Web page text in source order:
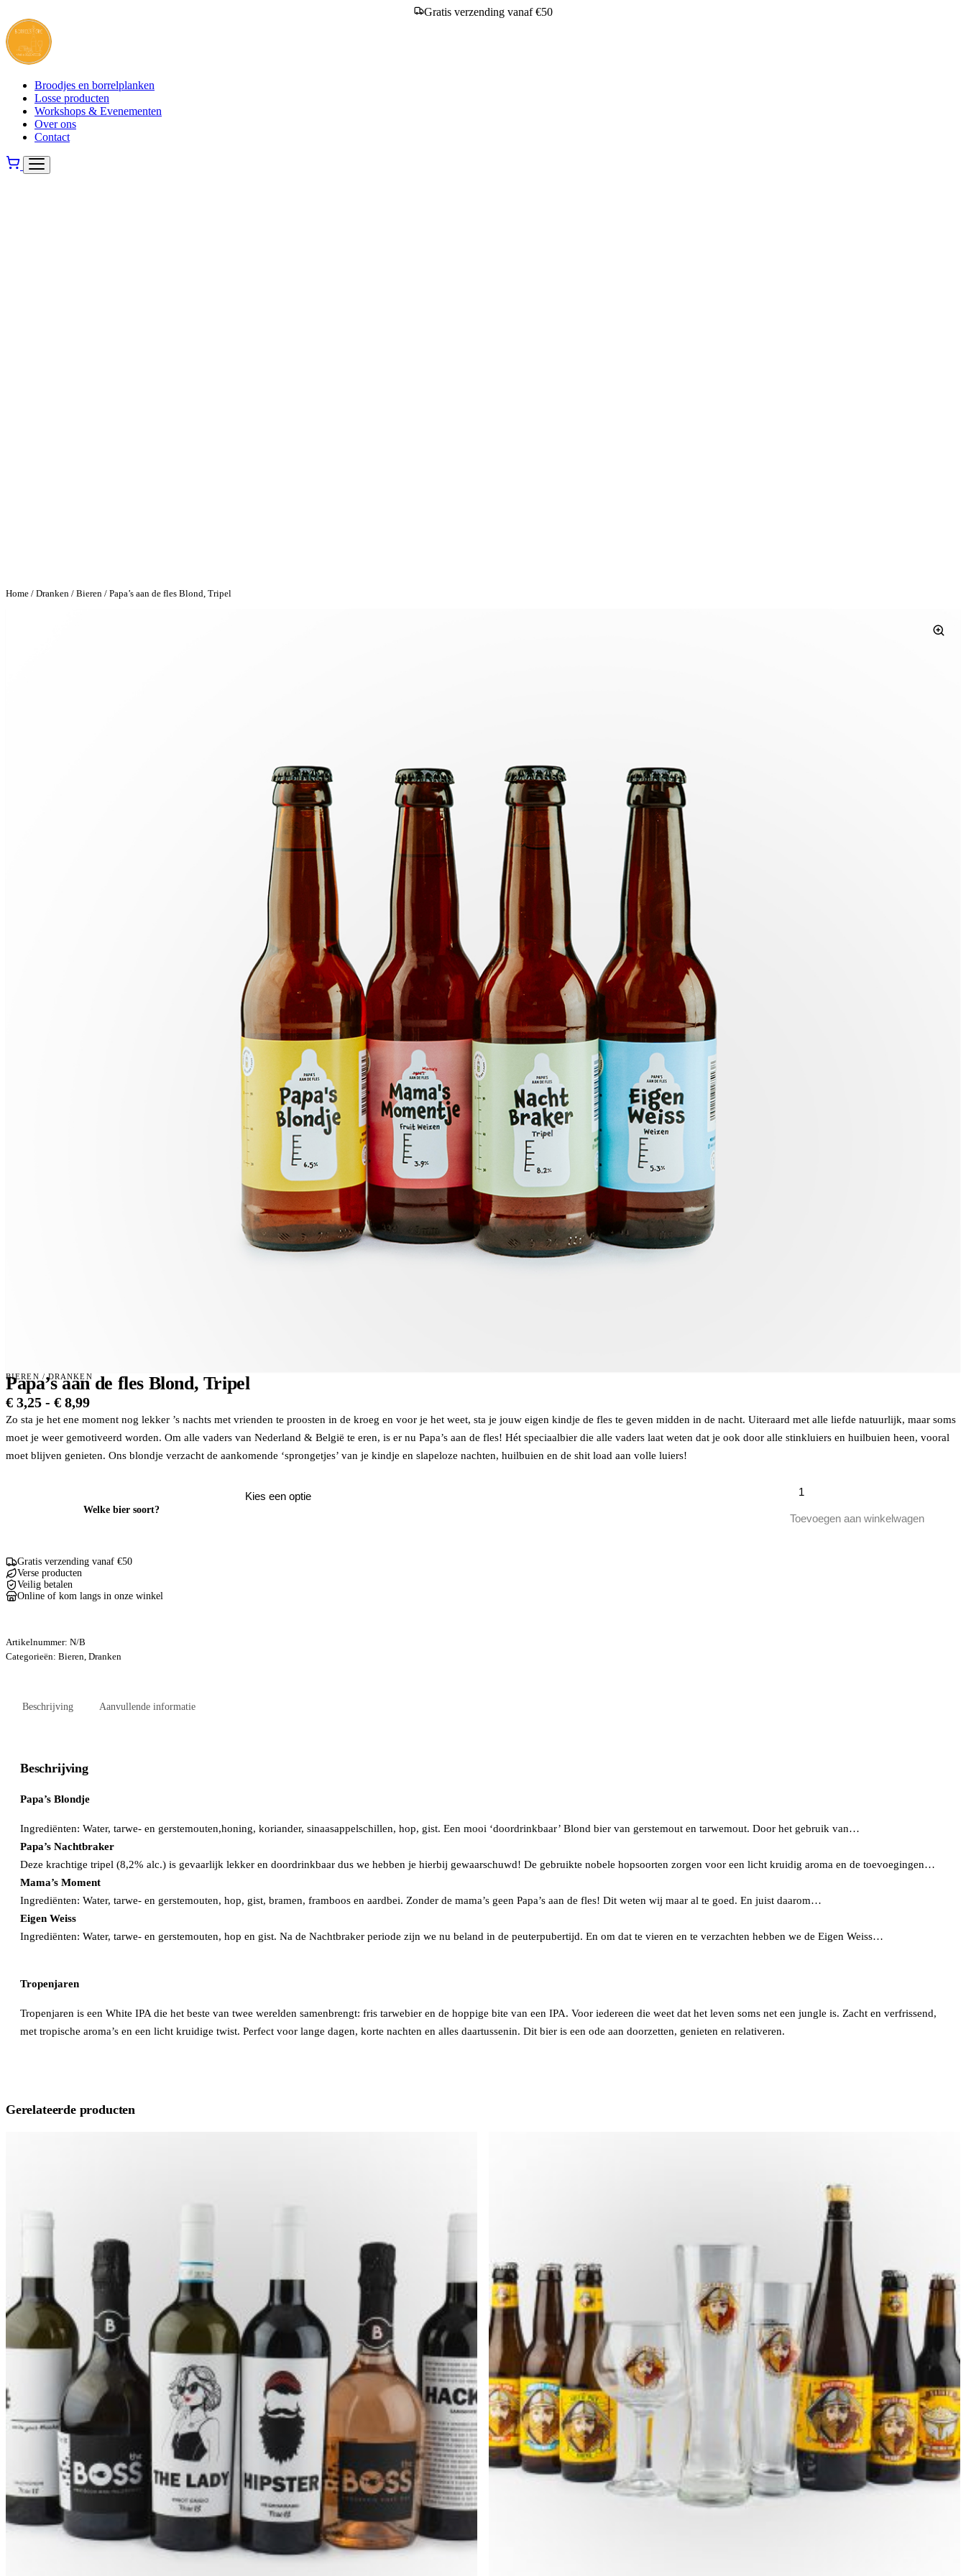
Gratis verzending vanaf €50
Broodjes en borrelplanken
Losse producten
Workshops & Evenementen
Over ons
Contact
Home / Dranken / Bieren / Papa’s aan de fles Blond, Tripel
BIEREN /DRANKEN
Papa’s aan de fles Blond, Tripel
€ 3,25 - € 8,99Prijsklasse:
€ 3,25
tot
€ 8,99
Zo sta je het ene moment nog lekker ’s nachts met vrienden te proosten in de kroeg en voor je het weet, sta je jouw eigen kindje de fles te geven midden in de nacht. Uiteraard met alle liefde natuurlijk, maar soms
moet je weer gemotiveerd worden. Om alle vaders van Nederland & België te eren, is er nu Papa’s aan de fles! Hét speciaalbier die alle vaders laat weten dat je ook door alle stinkluiers en huilbuien heen, vooral
moet blijven genieten. Ons blondje verzacht de aankomende ‘sprongetjes’ van je kindje en slapeloze nachten, huilbuien en de shit load aan volle luiers!
Welke bier soort?
Toevoegen aan winkelwagen
Gratis verzending vanaf €50
Verse producten
Veilig betalen
Online of kom langs in onze winkel
Artikelnummer: N/B
Categorieën: Bieren, Dranken
Beschrijving Aanvullende informatie
Beschrijving
Papa’s Blondje
Ingrediënten: Water, tarwe- en gerstemouten,honing, koriander, sinaasappelschillen, hop, gist. Een mooi ‘doordrinkbaar’ Blond bier van gerstemout en tarwemout. Door het gebruik van…
Papa’s Nachtbraker
Deze krachtige tripel (8,2% alc.) is gevaarlijk lekker en doordrinkbaar dus we hebben je hierbij gewaarschuwd! De gebruikte nobele hopsoorten zorgen voor een licht kruidig aroma en de toevoegingen…
Mama’s Moment
Ingrediënten: Water, tarwe- en gerstemouten, hop, gist, bramen, framboos en aardbei. Zonder de mama’s geen Papa’s aan de fles! Dit weten wij maar al te goed. En juist daarom…
Eigen Weiss
Ingrediënten: Water, tarwe- en gerstemouten, hop en gist. Na de Nachtbraker periode zijn we nu beland in de peuterpubertijd. En om dat te vieren en te verzachten hebben we de Eigen Weiss…
Tropenjaren
Tropenjaren is een White IPA die het beste van twee werelden samenbrengt: fris tarwebier en de hoppige bite van een IPA. Voor iedereen die weet dat het leven soms net een jungle is. Zacht en verfrissend,
met tropische aroma’s en een licht kruidige twist. Perfect voor lange dagen, korte nachten en alles daartussenin. Dit bier is een ode aan doorzetten, genieten en relativeren.
Gerelateerde producten